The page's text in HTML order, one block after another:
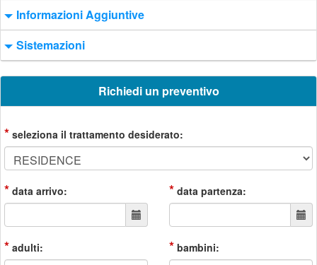
Informazioni Aggiuntive
Sistemazioni
Richiedi un preventivo
* seleziona il trattamento desiderato:
* data arrivo: * data partenza:
* adulti: * bambini: